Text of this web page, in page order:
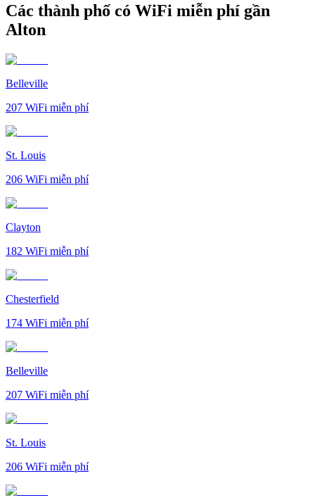
Các thành phố có WiFi miễn phí gần
Alton
Belleville
207 WiFi miễn phí
St. Louis
206 WiFi miễn phí
Clayton
182 WiFi miễn phí
Chesterfield
174 WiFi miễn phí
Belleville
207 WiFi miễn phí
St. Louis
206 WiFi miễn phí